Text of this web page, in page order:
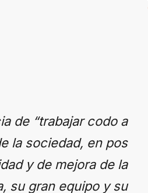
de “trabajar codo a
la sociedad, en pos
y de mejora de la
su gran equipo y su